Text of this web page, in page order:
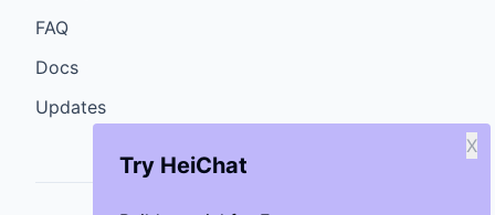
Try HeiChat
X
FAQ
Docs
Updates